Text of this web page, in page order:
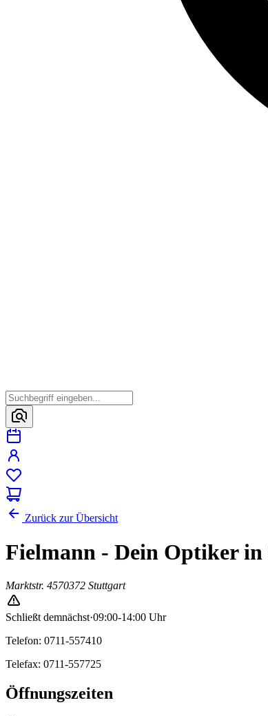
Zurück zur Übersicht
Fielmann - Dein Optiker
Marktstr. 4570372 Stuttgart
Schließt demnächst·09:00-14:00 Uhr
Telefon: 0711-557410
Telefax: 0711-557725
Öffnungszeiten